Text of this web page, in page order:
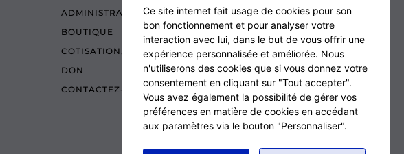
ADMINISTRATION
BOUTIQUE
COTISATION, RENOUVELLEMENT ET ÉCHOS
DON
CONTACTEZ-NOUS
RETOUR AU HAUT DE LA PAGE
Ce site internet fait usage de cookies pour son
bon fonctionnement et pour analyser votre
interaction avec lui, dans le but de vous offrir une
expérience personnalisée et améliorée. Nous
n'utiliserons des cookies que si vous donnez votre
consentement en cliquant sur "Tout accepter".
Vous avez également la possibilité de gérer vos
préférences en matière de cookies en accédant
aux paramètres via le bouton "Personnaliser".